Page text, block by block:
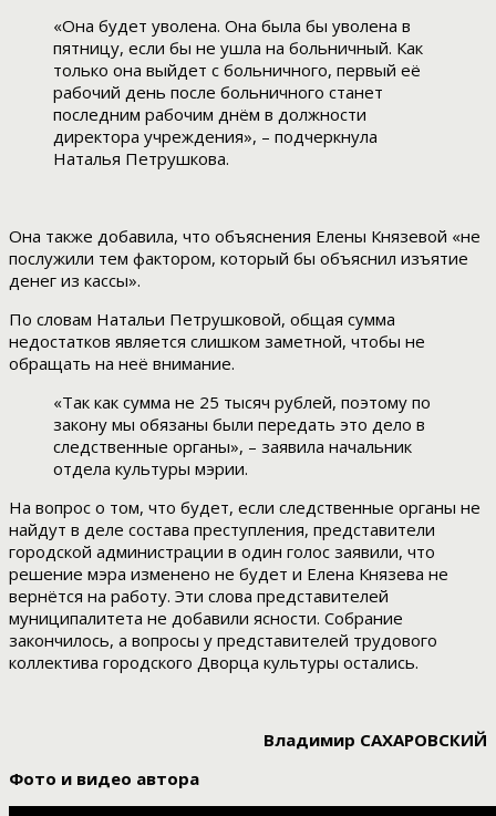
«Она будет уволена. Она была бы уволена в
пятницу, если бы не ушла на больничный. Как
только она выйдет с больничного, первый её
рабочий день после больничного станет
последним рабочим днём в должности
директора учреждения», – подчеркнула
Наталья Петрушкова.
Она также добавила, что объяснения Елены Князевой «не
послужили тем фактором, который бы объяснил изъятие
денег из кассы».
По словам Натальи Петрушковой, общая сумма
недостатков является слишком заметной, чтобы не
обращать на неё внимание.
«Так как сумма не 25 тысяч рублей, поэтому по
закону мы обязаны были передать это дело в
следственные органы», – заявила начальник
отдела культуры мэрии.
На вопрос о том, что будет, если следственные органы не
найдут в деле состава преступления, представители
городской администрации в один голос заявили, что
решение мэра изменено не будет и Елена Князева не
вернётся на работу. Эти слова представителей
муниципалитета не добавили ясности. Собрание
закончилось, а вопросы у представителей трудового
коллектива городского Дворца культуры остались.
Владимир САХАРОВСКИЙ
Фото и видео автора